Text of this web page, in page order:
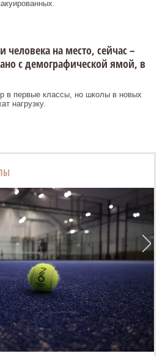
на место, сейчас –
с демографической ямой, в
в первые классы, но школы в новых
нагрузку.